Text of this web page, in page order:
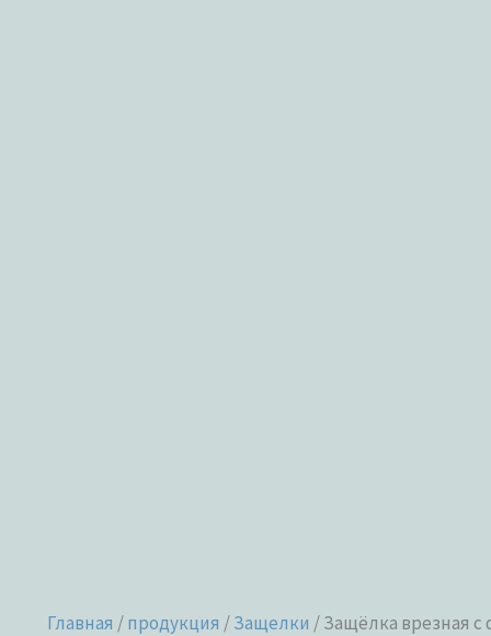
Главная /продукция /Защелки / Защёлка врезная с